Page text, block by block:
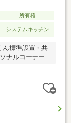
所有権
システムキッチン
ん標準設置・共
ナルコーナー/
面積はバルコニ